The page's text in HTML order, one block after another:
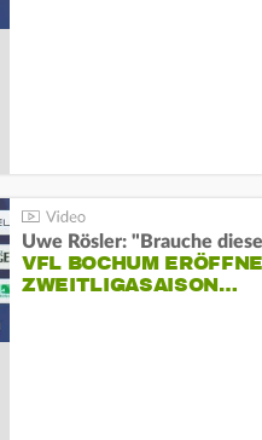
VFL BOCHUM
ZWEITLIGASAISON…